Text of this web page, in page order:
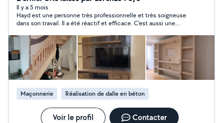
de maçonnerie, pose tout type cuisine équipée ou
éléments séparément, Etc. Ne me contactez pas pour
l'électricité merci à tous
Il y a 5 mois
Hayd est une personne très professionnelle et très soigneuse
dans son travail. Il a été réactif et efficace. C'est aussi une
Maçonnerie Réalisation de dalle en béton
Voir le profil Contacter